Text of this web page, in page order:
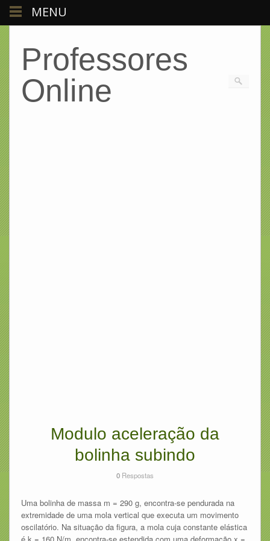
Professores
Online
Modulo aceleração da
bolinha subindo
0 Respostas
Uma bolinha de massa m = 290 g, encontra-se pendurada na
extremidade de uma mola vertical que executa um movimento
oscilatório. Na situação da figura, a mola cuja constante elástica
MENU